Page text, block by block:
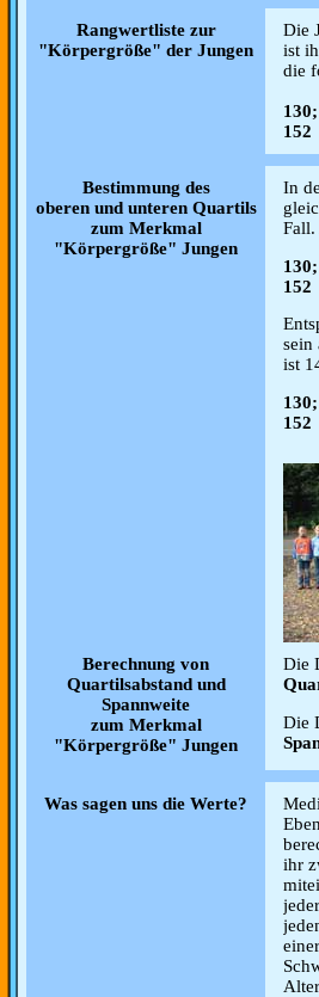
Rangwertliste zur
"Körpergröße" der Jungen
Die
ist
die
152
Bestimmung des
oberen und unteren Quartils
zum Merkmal
"Körpergröße" Jungen
In
Fall.
152
sein
ist
152
Berechnung von
Quartilsabstand und
Spannweite
zum Merkmal
"Körpergröße" Jungen
Die
Die
Was sagen uns die Werte?
ihr